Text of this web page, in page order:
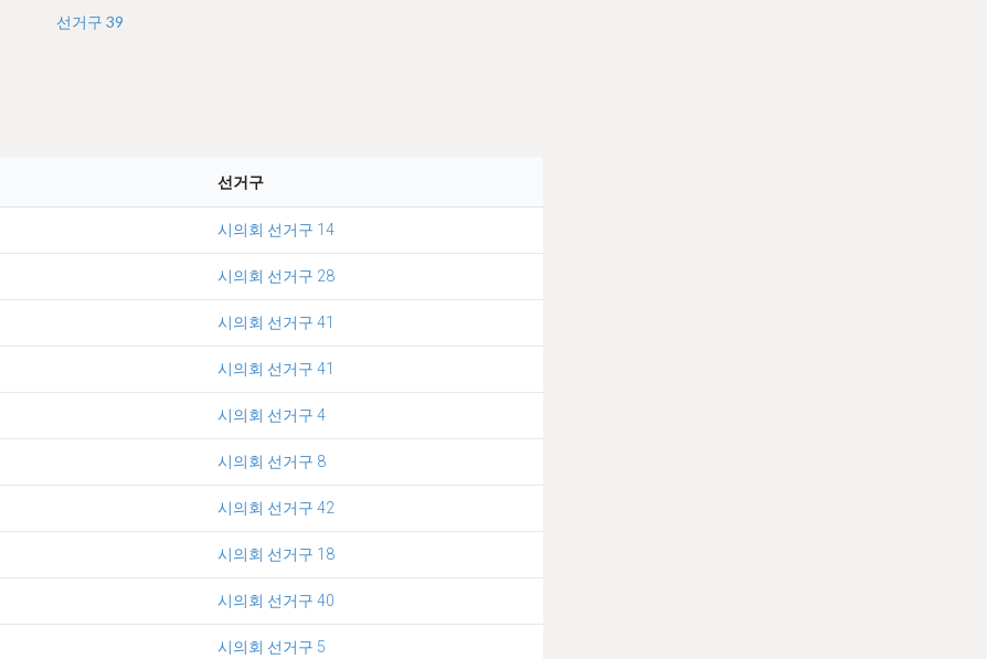
선거구 39
선거구
시의회 선거구 14
시의회 선거구 28
시의회 선거구 41
시의회 선거구 41
시의회 선거구 4
시의회 선거구 8
시의회 선거구 42
시의회 선거구 18
시의회 선거구 40
시의회 선거구 5